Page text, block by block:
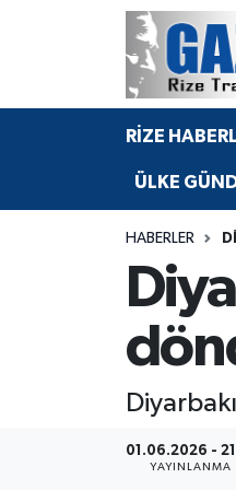
RİZE
ÜLKE
HABERLER
01.06.2026 -
YAYINLANMA
BÖLGEMİZ
Bilim Teknoloji
Advertising news
Merkez Nöbetçi
Merkez Hava
Merkez Trafik
Tüm Manşetler
Son Dakika
Haber Arşivi